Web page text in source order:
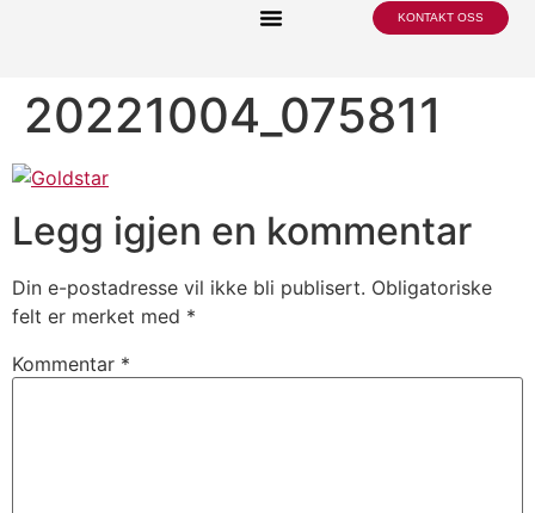
KONTAKT OSS
20221004_075811
Legg igjen en kommentar
Din e-postadresse vil ikke bli publisert. Obligatoriske
felt er merket med *
Kommentar *